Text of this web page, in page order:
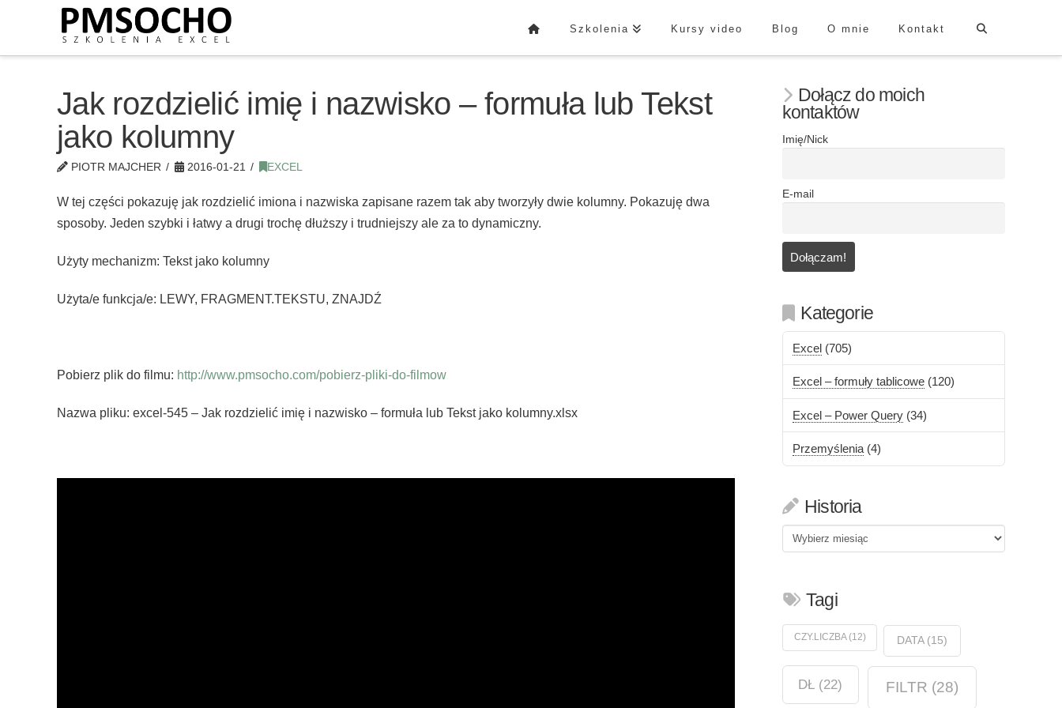
Szkolenia Kursy video Blog O mnie Kontakt
Jak rozdzielić imię i nazwisko – formuła lub Tekst
jako kolumny
PIOTR MAJCHER 2016-01-21 EXCEL
W tej części pokazuję jak rozdzielić imiona i nazwiska zapisane razem tak aby tworzyły dwie kolumny. Pokazuję dwa
sposoby. Jeden szybki i łatwy a drugi trochę dłuższy i trudniejszy ale za to dynamiczny.
Użyty mechanizm: Tekst jako kolumny
Użyta/e funkcja/e: LEWY, FRAGMENT.TEKSTU, ZNAJDŹ
Pobierz plik do filmu: http://www.pmsocho.com/pobierz-pliki-do-filmow
Nazwa pliku: excel-545 – Jak rozdzielić imię i nazwisko – formuła lub Tekst jako kolumny.xlsx
Dołącz do moich
kontaktów
Imię/Nick
E-mail
Kategorie
Excel (705)
Excel – formuły tablicowe (120)
Excel – Power Query (34)
Przemyślenia (4)
Historia
Historia
Tagi
CZY.LICZBA(12) DATA(15)
DŁ (22) FILTR (28)